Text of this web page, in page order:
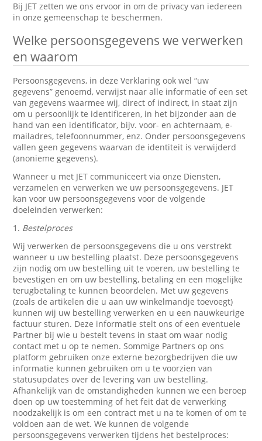
Bij JET zetten we ons ervoor in om de privacy van iedereen
in onze gemeenschap te beschermen.
Welke persoonsgegevens we verwerken
en waarom
Persoonsgegevens, in deze Verklaring ook wel “uw
gegevens” genoemd, verwijst naar alle informatie of een set
van gegevens waarmee wij, direct of indirect, in staat zijn
om u persoonlijk te identificeren, in het bijzonder aan de
hand van een identificator, bijv. voor- en achternaam, e-
mailadres, telefoonnummer, enz. Onder persoonsgegevens
vallen geen gegevens waarvan de identiteit is verwijderd
(anonieme gegevens).
Wanneer u met JET communiceert via onze Diensten,
verzamelen en verwerken we uw persoonsgegevens. JET
kan voor uw persoonsgegevens voor de volgende
doeleinden verwerken:
1. Bestelproces
Wij verwerken de persoonsgegevens die u ons verstrekt
wanneer u uw bestelling plaatst. Deze persoonsgegevens
zijn nodig om uw bestelling uit te voeren, uw bestelling te
bevestigen en om uw bestelling, betaling en een mogelijke
terugbetaling te kunnen beoordelen. Met uw gegevens
(zoals de artikelen die u aan uw winkelmandje toevoegt)
kunnen wij uw bestelling verwerken en u een nauwkeurige
factuur sturen. Deze informatie stelt ons of een eventuele
Partner bij wie u bestelt tevens in staat om waar nodig
contact met u op te nemen. Sommige Partners op ons
platform gebruiken onze externe bezorgbedrijven die uw
informatie kunnen gebruiken om u te voorzien van
statusupdates over de levering van uw bestelling.
Afhankelijk van de omstandigheden kunnen we een beroep
doen op uw toestemming of het feit dat de verwerking
noodzakelijk is om een contract met u na te komen of om te
voldoen aan de wet. We kunnen de volgende
persoonsgegevens verwerken tijdens het bestelproces: